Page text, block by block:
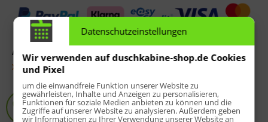
Artikel-Nr.:
6816070
Fragen zum Artikel?
Service-Hotline
8 - 20 Uhr:05258-973812
Datenschutzeinstellungen
Wir verwenden auf duschkabine-shop.de Cookies
und Pixel
um die einwandfreie Funktion unserer Website zu
gewährleisten, Inhalte und Anzeigen zu personalisieren,
Funktionen für soziale Medien anbieten zu können und die
Zugriffe auf unserer Website zu analysieren. Außerdem geben
wir Informationen zu Ihrer Verwendung unserer Website an